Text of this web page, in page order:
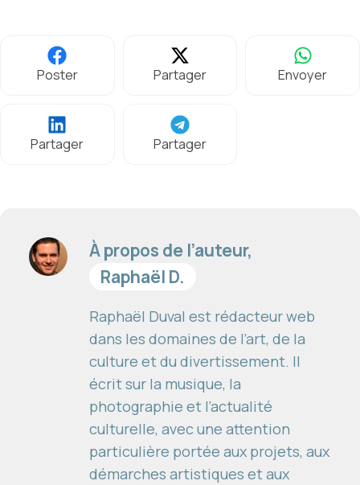
Poster Partager Envoyer
Partager Partager
À propos de l’auteur,
Raphaël D.
Raphaël Duval est rédacteur web
dans les domaines de l’art, de la
culture et du divertissement. Il
écrit sur la musique, la
photographie et l’actualité
culturelle, avec une attention
particulière portée aux projets, aux
démarches artistiques et aux